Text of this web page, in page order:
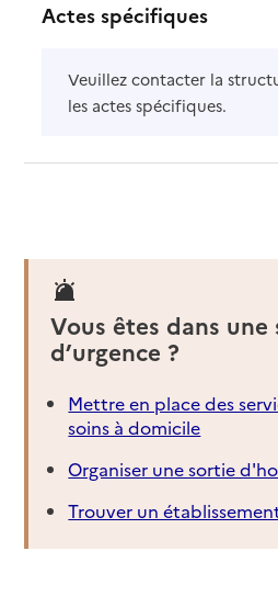
Actes spécifiques
Veuillez contacter la
les actes spécifiques.
Vous êtes dans
d’urgence ?
Mettre en place des
soins à domicile
Organiser une sortie
Trouver un